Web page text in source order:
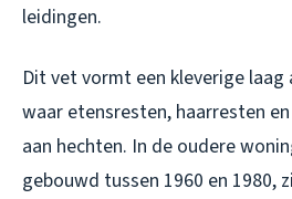
leidingen.
Dit vet vormt een kleverige laag
waar etensresten, haarresten
aan hechten. In de oudere
gebouwd tussen 1960 en 1980,